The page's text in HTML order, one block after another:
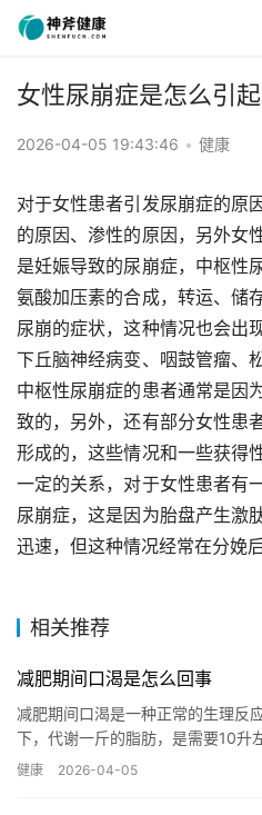
女性尿崩症是怎么引
2026-04-05 19:43:46 • 健康
对于女性患者引发尿崩症的原
的原因、渗性的原因，另外女
是妊娠导致的尿崩症，中枢性
氨酸加压素的合成，转运、储
尿崩的症状，这种情况也会出
下丘脑神经病变、咽鼓管瘤、
中枢性尿崩症的患者通常是因
致的，另外，还有部分女性患
形成的，这些情况和一些获得
一定的关系，对于女性患者有
尿崩症，这是因为胎盘产生激
迅速，但这种情况经常在分娩
相关推荐
减肥期间口渴是怎么回事
减肥期间口渴是一种正常的生理反
下，代谢一斤的脂肪，是需要10升
脂肪代谢的过程中燃烧脂肪的过程
健康 2026-04-05